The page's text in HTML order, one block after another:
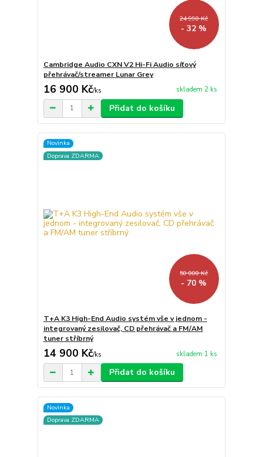
24 990 Kč
- 32 %
Cambridge Audio CXN V2 Hi-Fi Audio síťový
přehrávač/streamer Lunar Grey
16 900 Kč/ks skladem 2 ks
Přidat do košíku
Novinka
Doprava ZDARMA
50 000 Kč
- 70 %
T+A K3 High-End Audio systém vše v jednom -
integrovaný zesilovač, CD přehrávač a FM/AM
tuner stříbrný
14 900 Kč/ks skladem 1 ks
Přidat do košíku
Novinka
Doprava ZDARMA